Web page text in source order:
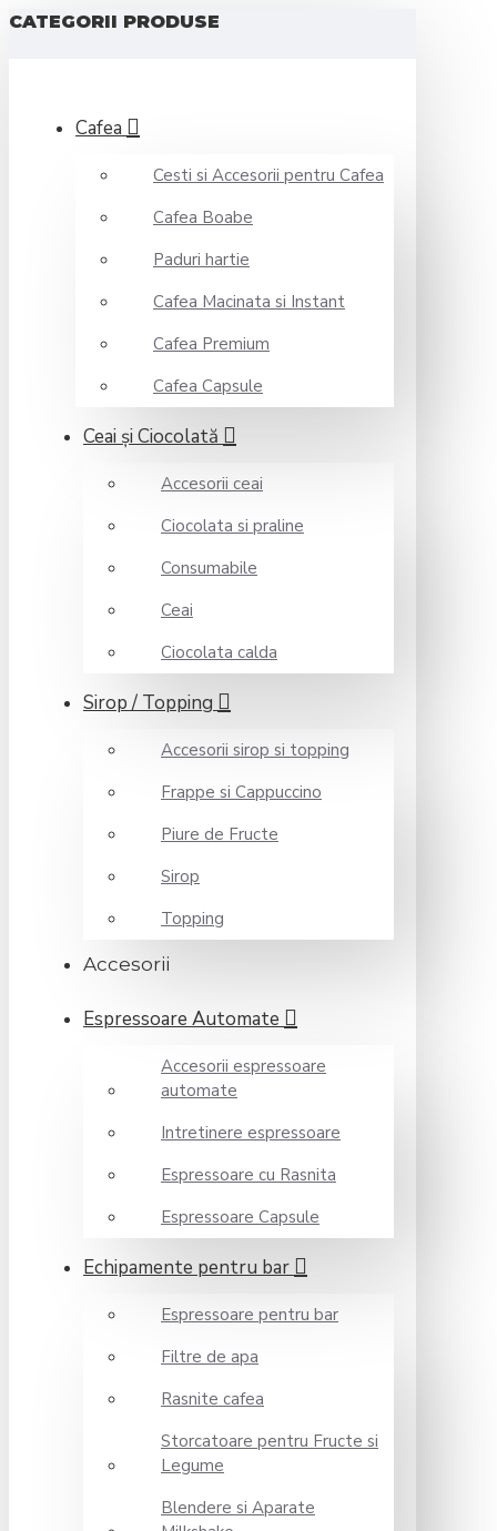
CATEGORII PRODUSE
Cafea
Cesti si Accesorii pentru Cafea
Cafea Boabe
Paduri hartie
Cafea Macinata si Instant
Cafea Premium
Cafea Capsule
Ceai şi Ciocolată
Accesorii ceai
Ciocolata si praline
Consumabile
Ceai
Ciocolata calda
Sirop / Topping
Accesorii sirop si topping
Frappe si Cappuccino
Piure de Fructe
Sirop
Topping
Accesorii
Espressoare Automate
Accesorii espressoare
automate
Intretinere espressoare
Espressoare cu Rasnita
Espressoare Capsule
Echipamente pentru bar
Espressoare pentru bar
Filtre de apa
Rasnite cafea
Storcatoare pentru Fructe si
Legume
Blendere si Aparate